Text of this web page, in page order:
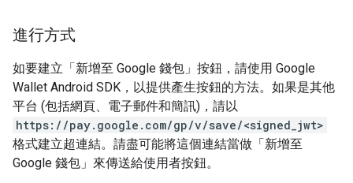
進行方式
如要建立「新增至 Google 錢包」按鈕，請使用 Google
Wallet Android SDK，以提供產生按鈕的方法。如果是其他
平台 (包括網頁、電子郵件和簡訊)，請以
https://pay.google.com/gp/v/save/<signed_jwt>
格式建立超連結。請盡可能將這個連結當做「新增至
Google 錢包」來傳送給使用者按鈕。